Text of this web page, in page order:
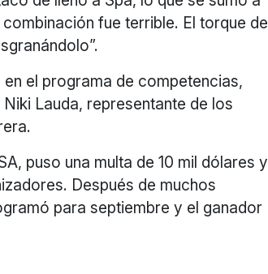
fue terrible. El torque de
el programa de competencias,
Lauda, representante de los
puso una multa de 10 mil dólares y
Después de muchos
para septiembre y el ganador